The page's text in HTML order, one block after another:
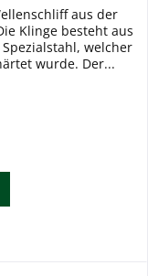
aus der
Klinge besteht aus
welcher
wurde. Der...